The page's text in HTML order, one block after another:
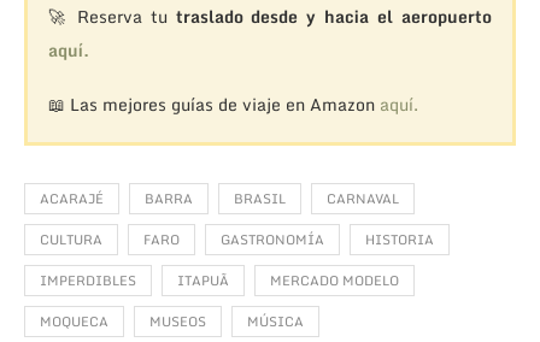
🚀 Reserva tu traslado desde y hacia el aeropuerto
aquí.
📖 Las mejores guías de viaje en Amazon aquí.
ACARAJÉ BARRA BRASIL
CARNAVAL
CULTURA
FARO GASTRONOMÍA
HISTORIA
IMPERDIBLES
ITAPUÃ
MERCADO MODELO
MOQUECA
MUSEOS
MÚSICA